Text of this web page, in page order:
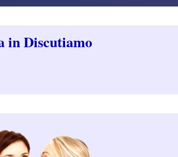
in Discutiamo